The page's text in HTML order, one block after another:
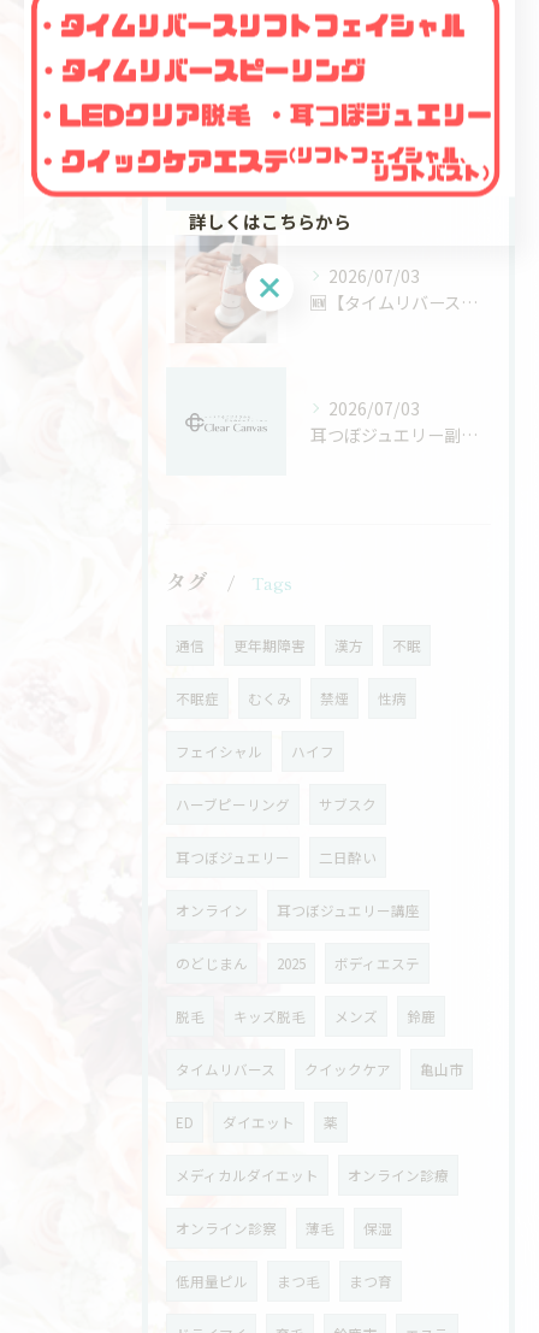
最近の投稿 Recent Posts
2026/07/04
耳つぼジュエリー講座と資格の信頼性を徹底解説
2026/07/03
🆕【タイムリバースボディプラン】👙
2026/07/03
耳つぼジュエリー副業の現実的な活用パターンと自分に合う働き方の見つけ方
タグ Tags
通信 更年期障害 漢方 不眠
不眠症 むくみ 禁煙 性病
フェイシャル ハイフ
ハーブピーリング サブスク
耳つぼジュエリー 二日酔い
オンライン 耳つぼジュエリー講座
のどじまん 2025 ボディエステ
脱毛 キッズ脱毛 メンズ 鈴鹿
タイムリバース クイックケア 亀山市
ED ダイエット 薬
メディカルダイエット オンライン診療
オンライン診察 薄毛 保湿
低用量ピル まつ毛 まつ育
詳しくはこちらから